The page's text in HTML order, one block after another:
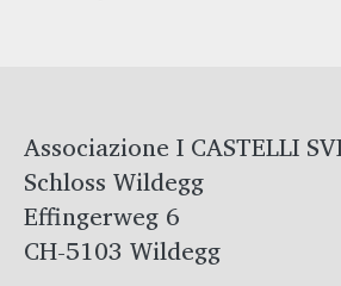
Associazione I CASTELLI
Schloss Wildegg
Effingerweg 6
CH-5103 Wildegg